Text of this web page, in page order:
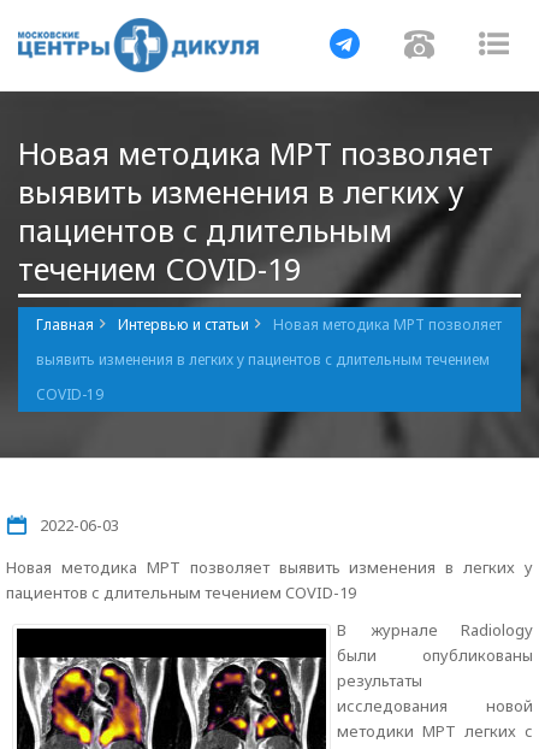
Навигация
Новая методика МРТ позволяет
выявить изменения в легких у
пациентов с длительным
течением COVID-19
Главная Интервью и статьи
Новая методика МРТ позволяет
выявить изменения в легких у пациентов с длительным течением
COVID-19
2022-06-03
Новая методика МРТ позволяет выявить изменения в легких у
пациентов с длительным течением COVID-19
В журнале Radiology
были опубликованы
результаты
исследования новой
методики МРТ легких с